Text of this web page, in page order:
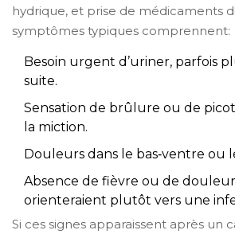
hydrique, et prise de médicaments
symptômes typiques comprennent:
Besoin urgent d’uriner, parfois
suite.
Sensation de brûlure ou de
la miction.
Douleurs dans le bas‑ventre ou
Absence de fièvre ou de
orienteraient plutôt vers une
Si ces signes apparaissent après un